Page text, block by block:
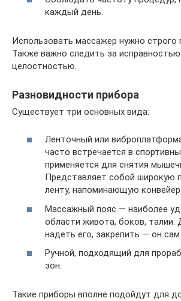
каждый день.
Использовать массажер нужно строго
Также важно следить за исправностью
целостностью.
Разновидности прибора
Существует три основных вида:
Ленточный или
часто встречается в
применяется для снятия
Представляет собой
ленту, напоминающую конвейер.
Массажный пояс — наиболее
области живота, боков, талии.
надеть его, закрепить — он
Ручной, подходящий для
зон.
Такие приборы вполне подойдут для